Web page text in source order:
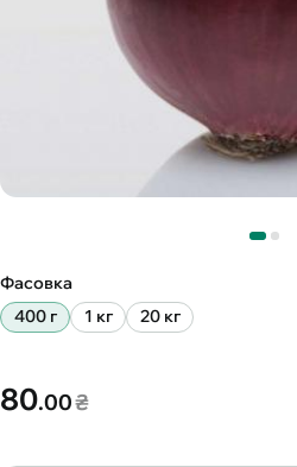
Фасовка
400 г
1 кг 20 кг
80.00₴